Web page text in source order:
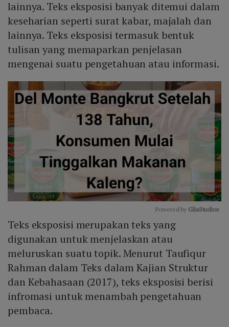
lainnya. Teks eksposisi banyak ditemui dalam
keseharian seperti surat kabar, majalah dan
lainnya. Teks eksposisi termasuk bentuk
tulisan yang memaparkan penjelasan
mengenai suatu pengetahuan atau informasi.
Powered by GliaStudios
Teks eksposisi merupakan teks yang
digunakan untuk menjelaskan atau
meluruskan suatu topik. Menurut Taufiqur
Rahman dalam Teks dalam Kajian Struktur
dan Kebahasaan (2017), teks eksposisi berisi
infromasi untuk menambah pengetahuan
pembaca.